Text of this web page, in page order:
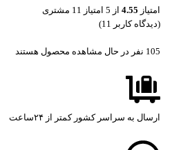
امتیاز 4.55 از 5 امتیاز 11 مشتری
(دیدگاه کاربر 11
)
105 نفر در حال مشاهده محصول هستند
ارسال به سراسر کشور کمتر از ۲۴ساعت